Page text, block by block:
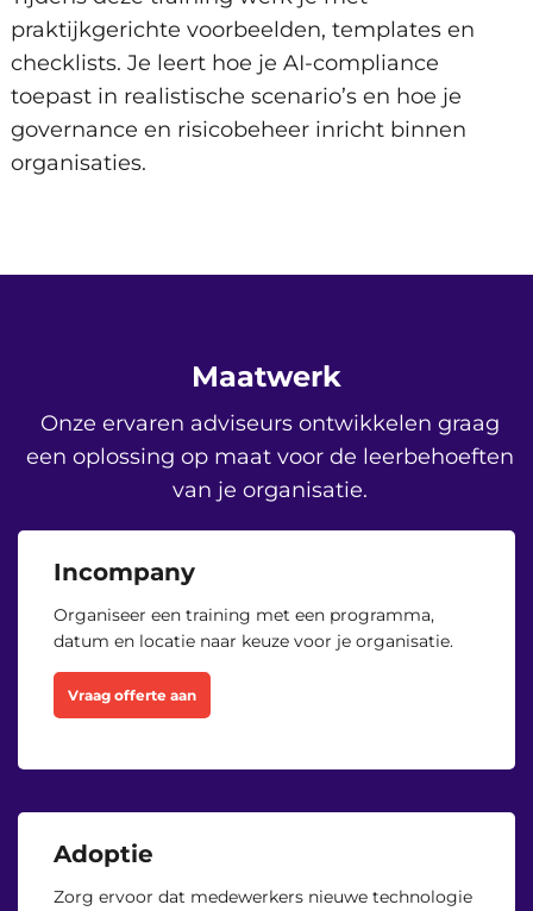
praktijkgerichte voorbeelden, templates en
checklists. Je leert hoe je AI-compliance
toepast in realistische scenario’s en hoe je
governance en risicobeheer inricht binnen
organisaties.
Maatwerk
Onze ervaren adviseurs ontwikkelen graag
een oplossing op maat voor de leerbehoeften
van je organisatie.
Incompany
Organiseer een training met een programma,
datum en locatie naar keuze voor je organisatie.
Vraag offerte aan
Adoptie
Zorg ervoor dat medewerkers nieuwe technologie